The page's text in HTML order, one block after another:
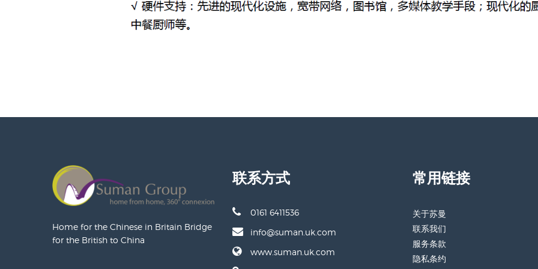
Home for the Chinese in Britain Bridge
for the British to China
联系方式
0161 6411536
info@suman.uk.com
www.suman.uk.com
常用链接
关于苏曼
联系我们
服务条款
隐私条约